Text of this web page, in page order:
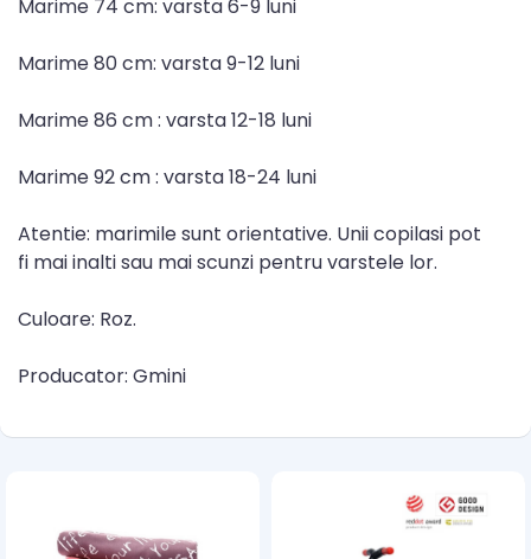
Marime 74 cm: varsta 6-9 luni
Marime 80 cm: varsta 9-12 luni
Marime 86 cm : varsta 12-18 luni
Marime 92 cm : varsta 18-24 luni
Atentie: marimile sunt orientative. Unii copilasi pot
fi mai inalti sau mai scunzi pentru varstele lor.
Culoare: Roz.
Producator: Gmini